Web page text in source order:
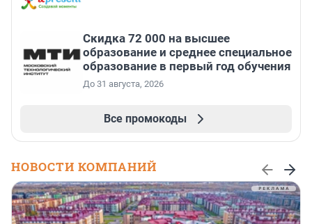
Скидка 72 000 на высшее
образование и среднее специальное
образование в первый год обучения
До 31 августа, 2026
Все промокоды
НОВОСТИ КОМПАНИЙ